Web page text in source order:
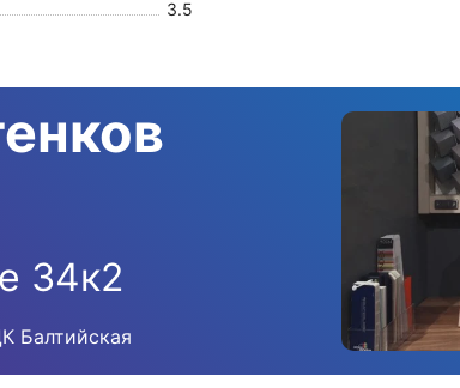
3.5
34к2
Балтийская